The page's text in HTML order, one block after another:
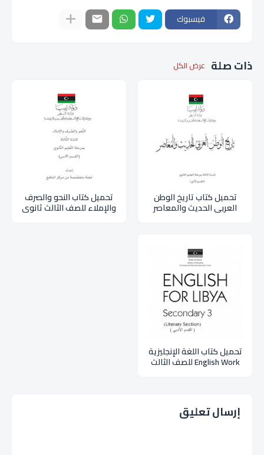
فيسبوك
ذات صلة عرض الكل
تحميل كتاب تاريخ الوطن
العربي الحديث والمعاصر
للصف الثالث ثانوي أدبي
تحميل كتاب النحو والصرف
والإملاء للصف الثالث ثانوي
تحميل كتاب اللغة الإنجليزية
English Work للصف الثالث
إرسال تعليق